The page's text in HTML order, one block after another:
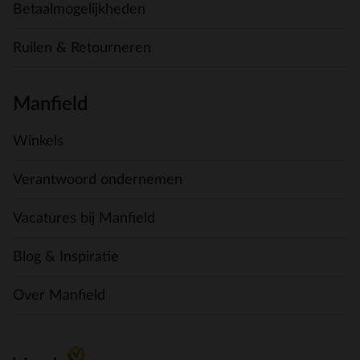
Betaalmogelijkheden
Ruilen & Retourneren
Manfield
Winkels
Verantwoord ondernemen
Vacatures bij Manfield
Blog & Inspiratie
Over Manfield